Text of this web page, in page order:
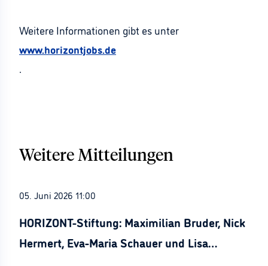
Weitere Informationen gibt es unter
www.horizontjobs.de
.
Weitere Mitteilungen
05. Juni 2026 11:00
HORIZONT-Stiftung: Maximilian Bruder, Nick
Hermert, Eva-Maria Schauer und Lisa